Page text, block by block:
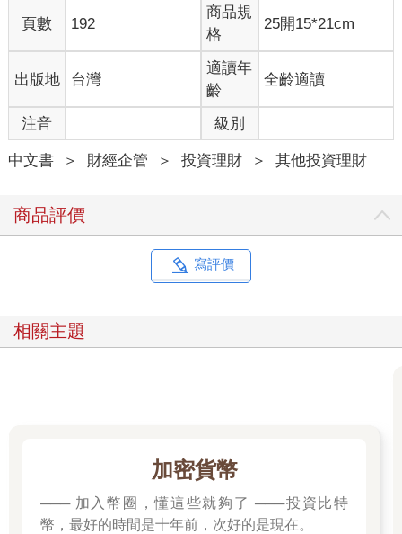
頁數 192
商品規
格
25開15*21cm
出版地 台灣
適讀年
齡
全齡適讀
注音 級別
中文書 ＞ 財經企管 ＞ 投資理財 ＞ 其他投資理財
商品評價
寫評價
相關主題
加密貨幣
─── 加入幣圈，懂這些就夠了 ───投資比特
幣，最好的時間是十年前，次好的是現在。